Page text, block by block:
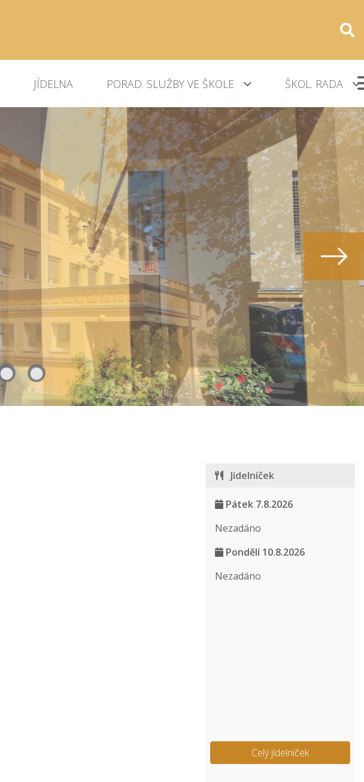
JÍDELNA PORAD. SLUŽBY VE ŠKOLE ŠKOL. RADA
Jídelníček
Pátek 7.8.2026
Nezadáno
Pondělí 10.8.2026
Nezadáno
Celý jídelníček